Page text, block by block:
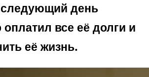
день
все её долги и
её жизнь.